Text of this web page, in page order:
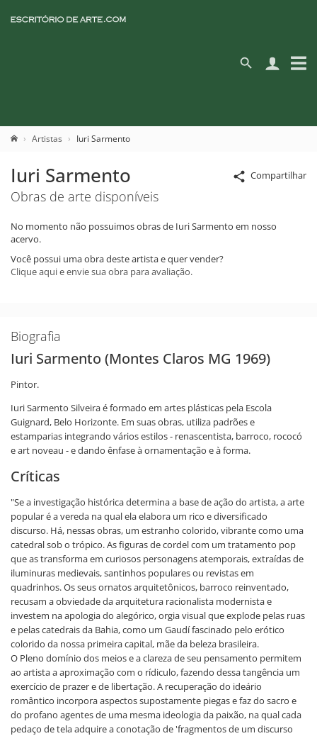
Artistas Iuri Sarmento
Compartilhar
Iuri Sarmento
Obras de arte disponíveis
No momento não possuimos obras de Iuri Sarmento em nosso
acervo.
Você possui uma obra deste artista e quer vender?
Clique aqui e envie sua obra para avaliação.
Biografia
Iuri Sarmento (Montes Claros MG 1969)
Pintor.
Iuri Sarmento Silveira é formado em artes plásticas pela Escola
Guignard, Belo Horizonte. Em suas obras, utiliza padrões e
estamparias integrando vários estilos - renascentista, barroco, rococó
e art noveau - e dando ênfase à ornamentação e à forma.
Críticas
"Se a investigação histórica determina a base de ação do artista, a arte
popular é a vereda na qual ela elabora um rico e diversificado
discurso. Há, nessas obras, um estranho colorido, vibrante como uma
catedral sob o trópico. As figuras de cordel com um tratamento pop
que as transforma em curiosos personagens atemporais, extraídas de
iluminuras medievais, santinhos populares ou revistas em
quadrinhos. Os seus ornatos arquitetônicos, barroco reinventado,
recusam a obviedade da arquitetura racionalista modernista e
investem na apologia do alegórico, orgia visual que explode pelas ruas
e pelas catedrais da Bahia, como um Gaudí fascinado pelo erótico
colorido da nossa primeira capital, mãe da beleza brasileira.
O Pleno domínio dos meios e a clareza de seu pensamento permitem
ao artista a aproximação com o rídiculo, fazendo dessa tangência um
exercício de prazer e de libertação. A recuperação do ideário
romântico incorpora aspectos supostamente piegas e faz do sacro e
do profano agentes de uma mesma ideologia da paixão, na qual cada
pedaço de tela adquire a conotação de 'fragmentos de um discurso